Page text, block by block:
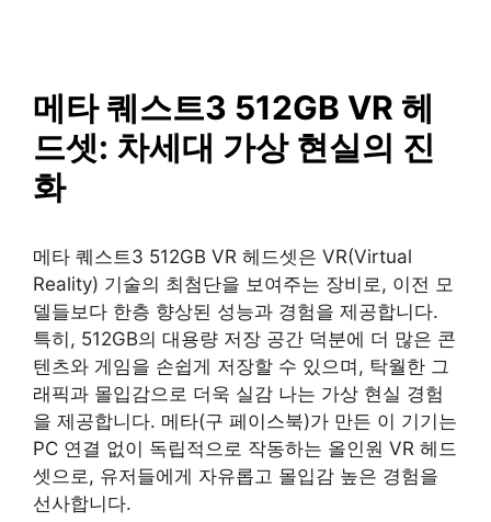
메타 퀘스트3 512GB VR 헤
드셋: 차세대 가상 현실의 진
화
메타 퀘스트3 512GB VR 헤드셋은 VR(Virtual
Reality) 기술의 최첨단을 보여주는 장비로, 이전 모
델들보다 한층 향상된 성능과 경험을 제공합니다.
특히, 512GB의 대용량 저장 공간 덕분에 더 많은 콘
텐츠와 게임을 손쉽게 저장할 수 있으며, 탁월한 그
래픽과 몰입감으로 더욱 실감 나는 가상 현실 경험
을 제공합니다. 메타(구 페이스북)가 만든 이 기기는
PC 연결 없이 독립적으로 작동하는 올인원 VR 헤드
셋으로, 유저들에게 자유롭고 몰입감 높은 경험을
선사합니다.